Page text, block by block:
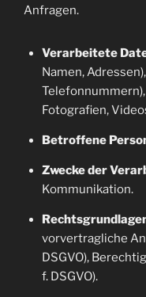
Anfragen.
Verarbeitete
Namen,
Fotografien,
Betroffene
Zwecke der
Kommunikation.
vorvertragliche
DSGVO),
f. DSGVO).